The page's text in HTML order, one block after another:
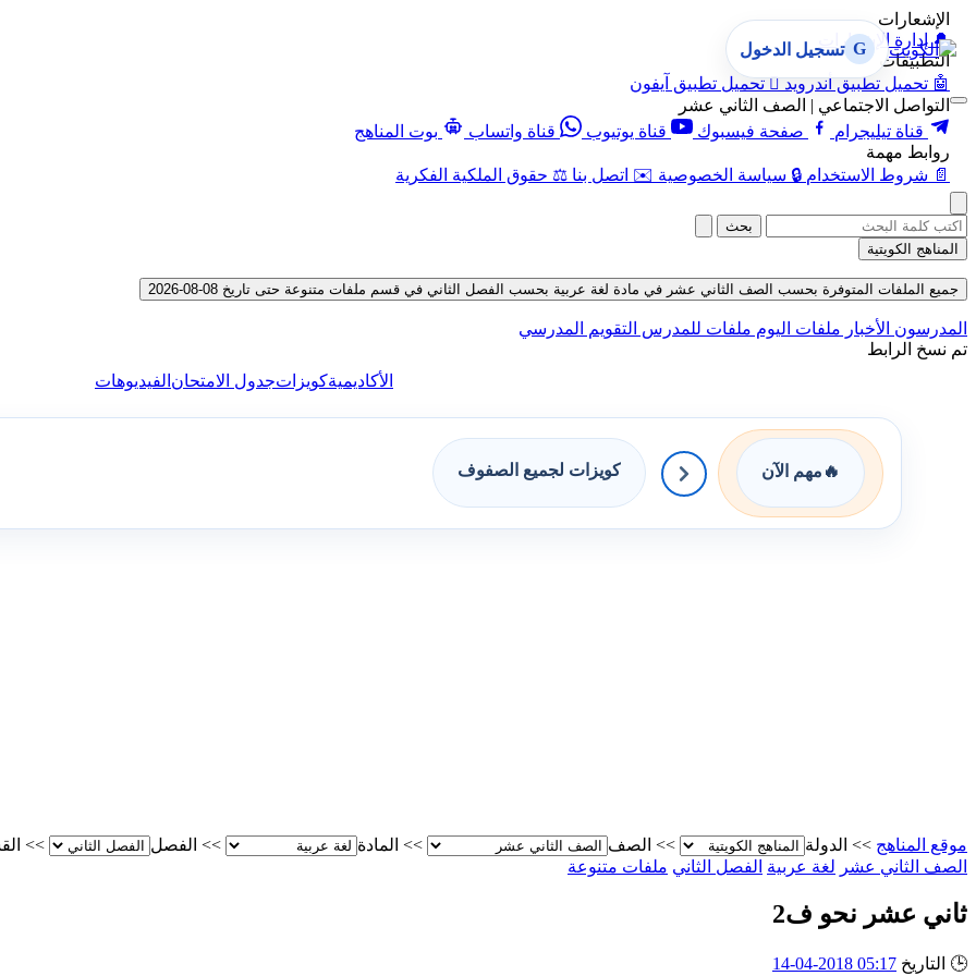
الإشعارات
🔔 إدارة الإشعارات
التطبيقات
🤖 تحميل تطبيق أندرويد  تحميل تطبيق آيفون
التواصل الاجتماعي | الصف الثاني عشر
قناة تيليجرام
صفحة فيسبوك قناة يوتيوب قناة واتساب
بوت المناهج
روابط مهمة
📄 شروط الاستخدام 🔒 سياسة الخصوصية ✉️ اتصل بنا ⚖️ حقوق الملكية الفكرية
G تسجيل الدخول
بحث
المناهج الكويتية
جميع الملفات المتوفرة بحسب الصف الثاني عشر في مادة لغة عربية بحسب الفصل الثاني في قسم ملفات متنوعة حتى تاريخ 08-08-2026
المدرسون الأخبار ملفات اليوم ملفات للمدرس التقويم المدرسي
تم نسخ الرابط
الأكاديميةكويزاتجدول الامتحان الفيديوهات
🔥 مهم الآن كويزات لجميع الصفوف
موقع المناهج >> الدولة >> الصف >> المادة >> الفصل >>
الصف الثاني عشر لغة عربية الفصل الثاني ملفات متنوعة
ثاني عشر نحو ف2
🕒 التاريخ 05:17 2018-04-14